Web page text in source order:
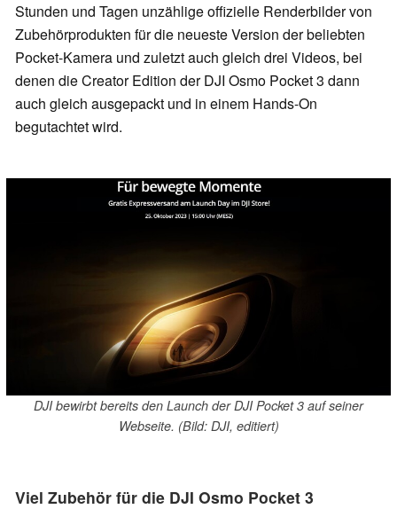
Stunden und Tagen unzählige offizielle Renderbilder von
Zubehörprodukten für die neueste Version der beliebten
Pocket-Kamera und zuletzt auch gleich drei Videos, bei
denen die Creator Edition der DJI Osmo Pocket 3 dann
auch gleich ausgepackt und in einem Hands-On
begutachtet wird.
DJI bewirbt bereits den Launch der DJI Pocket 3 auf seiner
Webseite. (Bild: DJI, editiert)
Viel Zubehör für die DJI Osmo Pocket 3